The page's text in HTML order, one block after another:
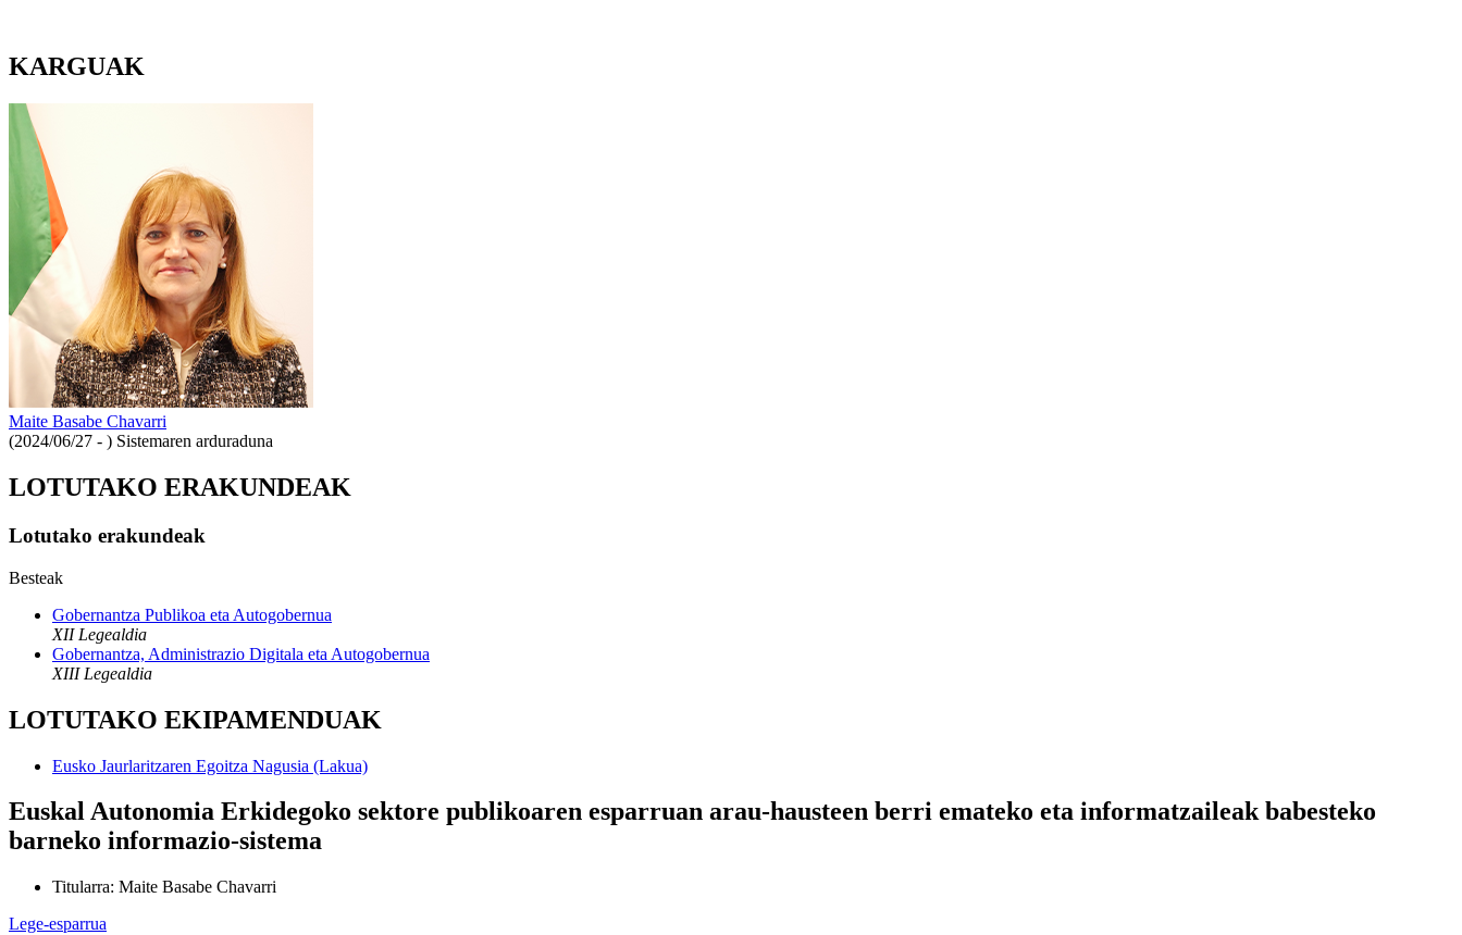
KARGUAK
Maite Basabe Chavarri
(2024/06/27 - ) Sistemaren arduraduna
LOTUTAKO ERAKUNDEAK
Lotutako erakundeak
Besteak
Gobernantza Publikoa eta Autogobernua
XII Legealdia
Gobernantza, Administrazio Digitala eta Autogobernua
XIII Legealdia
LOTUTAKO EKIPAMENDUAK
Eusko Jaurlaritzaren Egoitza Nagusia (Lakua)
Euskal Autonomia Erkidegoko sektore publikoaren esparruan arau-hausteen berri emateko eta informatzaileak babesteko
barneko informazio-sistema
Titularra: Maite Basabe Chavarri
Lege-esparrua